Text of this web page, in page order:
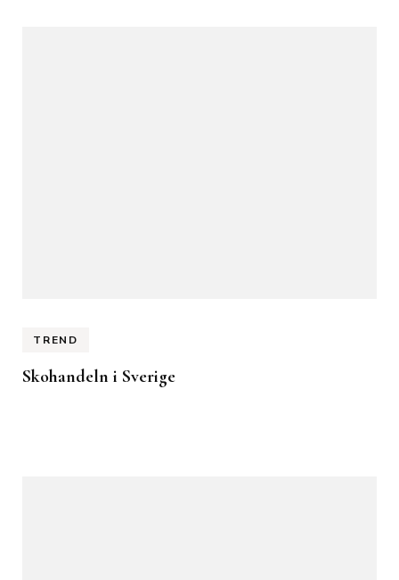
TREND
Skohandeln i Sverige